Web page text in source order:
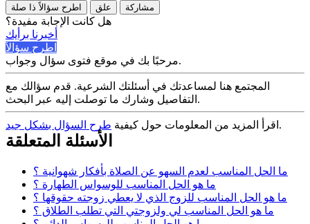
اطرح سؤالاً ذا صلة علق مشاركة
هل كانت الإجابة مفيدة؟
أخبرنا برأيك
اطرح سؤالاً
مرحبًا بك في موقع فتوى سؤال وجواب.
المجتمع هنا لمساعدتك في أسئلتك الشرعية. قدم سؤالك مع
التفاصيل وشارك ما توصلت إليه عبر البحث.
اقرأ المزيد من المعلومات حول كيفية طرح السؤال بشكل جيد .
الأسئلة المتعلقة
ما الحل المناسب لعدم السهو عن الصلاة بأفكار شهوانية ؟
ما هو الحل المناسب للوسواس الطهارة ؟
ما هو الحل المناسب للزوج الذي لا يعطي زوجته حقوقها ؟
ما هو الحل المناسب لي ولزوجتي التي تطلب الطلاق ؟